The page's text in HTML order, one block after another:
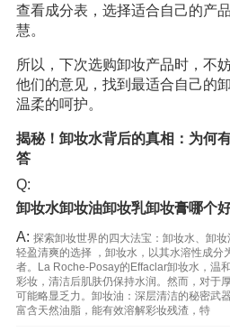
查看成分表，选择适合自己的产
慧。
所以，下次选购卸妆产品时，不
他们的意见，找到最适合自己的
温柔的呵护。
揭秘！卸妆水背后的真相：为何
答
Q:
卸妆水卸妆油卸妆乳卸妆膏哪个
A: 探索卸妆世界的四大法宝：卸妆水、卸
轻盈清爽的选择 ，卸妆水，以其水溶性成分
者。La Roche-Posay的Effaclar卸妆水，温
彩妆，清洁后肌肤仍保持水润。然而，对于
可能略显乏力。卸妆油：深层清洁的秘密武
富含天然油脂，能有效溶解彩妆残渣，特